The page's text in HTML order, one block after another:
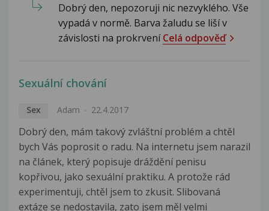
Dobrý den, nepozoruji nic nezvyklého. Vše
vypadá v normě. Barva žaludu se liší v
závislosti na prokrveníCelá odpověď
Sexuální chování
Sex Adam 22.4.2017
Dobrý den, mám takový zvláštní problém a chtěl
bych Vás poprosit o radu. Na internetu jsem narazil
na článek, který popisuje dráždění penisu
kopřivou, jako sexuální praktiku. A protože rád
experimentuji, chtěl jsem to zkusit. Slibovaná
extáze se nedostavila, zato jsem měl velmi